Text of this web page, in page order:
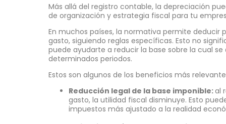
Más allá del registro contable, la depreciación
de organización y estrategia fiscal para tu
En muchos países, la normativa permite deducir
gasto, siguiendo reglas específicas. Esto no
puede ayudarte a reducir la base sobre la cual
determinados periodos.
Estos son algunos de los beneficios más
Reducción legal de la base imponible:al
gasto, la utilidad fiscal disminuye. Esto
impuestos más ajustado a la realidad